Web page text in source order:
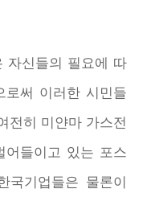
자신들의 필요에 따
로써 이러한 시민들
전히 미얀마 가스전
어들이고 있는 포스
국기업들은 물론이